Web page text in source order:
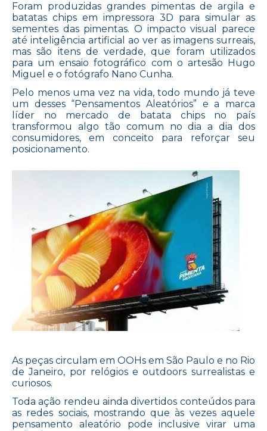
Foram produzidas grandes pimentas de argila e
batatas chips em impressora 3D para simular as
sementes das pimentas. O impacto visual parece
até inteligência artificial ao ver as imagens surreais,
mas são itens de verdade, que foram utilizados
para um ensaio fotográfico com o artesão Hugo
Miguel e o fotógrafo Nano Cunha.
Pelo menos uma vez na vida, todo mundo já teve
um desses “Pensamentos Aleatórios” e a marca
líder no mercado de batata chips no país
transformou algo tão comum no dia a dia dos
consumidores, em conceito para reforçar seu
posicionamento.
As peças circulam em OOHs em São Paulo e no Rio
de Janeiro, por relógios e outdoors surrealistas e
curiosos.
Toda ação rendeu ainda divertidos conteúdos para
as redes sociais, mostrando que às vezes aquele
pensamento aleatório pode inclusive virar uma